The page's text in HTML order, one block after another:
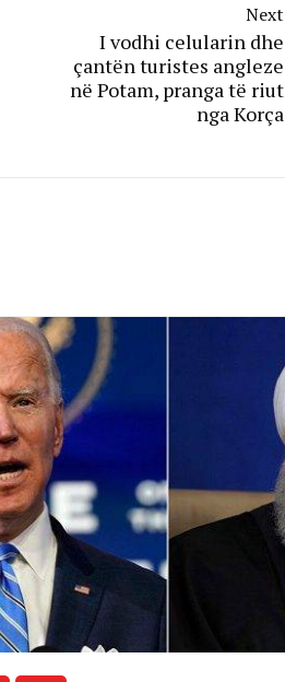
Next
I vodhi celularin dhe
çantën turistes angleze
në Potam, pranga të riut
nga Korça